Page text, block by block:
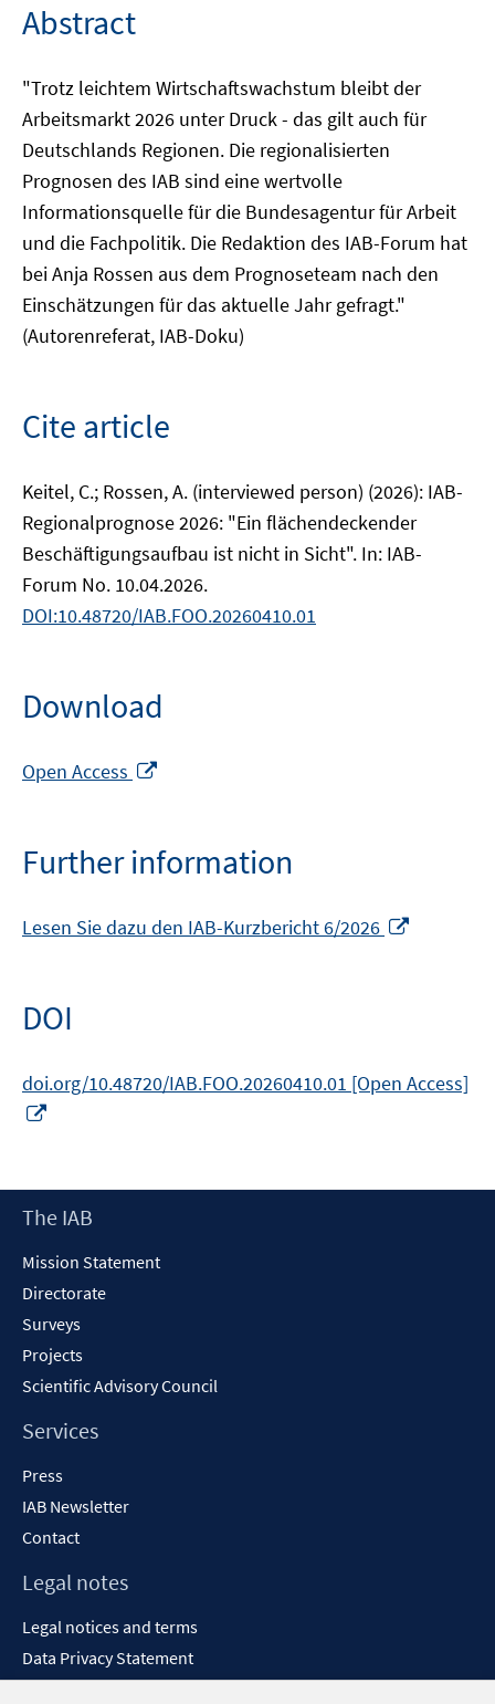
Abstract
"Trotz leichtem Wirtschaftswachstum bleibt der
Arbeitsmarkt 2026 unter Druck - das gilt auch für
Deutschlands Regionen. Die regionalisierten
Prognosen des IAB sind eine wertvolle
Informationsquelle für die Bundesagentur für Arbeit
und die Fachpolitik. Die Redaktion des IAB-Forum hat
bei Anja Rossen aus dem Prognoseteam nach den
Einschätzungen für das aktuelle Jahr gefragt."
(Autorenreferat, IAB-Doku)
Cite article
Keitel, C.; Rossen, A. (interviewed person) (2026): IAB-
Regionalprognose 2026: "Ein flächendeckender
Beschäftigungsaufbau ist nicht in Sicht". In: IAB-
Forum No. 10.04.2026.
DOI:10.48720/IAB.FOO.20260410.01
Download
Open Access
new
window
Further information
Lesen Sie dazu den IAB-Kurzbericht 6/2026
DOI
doi.org/10.48720/IAB.FOO.20260410.01 [Open Access]
new
window
Footer
The IAB
Mission Statement
Directorate
Surveys
Projects
Scientific Advisory Council
Services
Press
IAB Newsletter
Contact
Legal notes
Legal notices and terms
Data Privacy Statement